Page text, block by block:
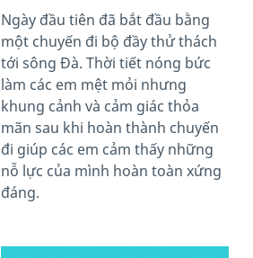
Ngày đầu tiên đã bắt đầu bằng
một chuyến đi bộ đầy thử thách
tới sông Đà. Thời tiết nóng bức
làm các em mệt mỏi nhưng
khung cảnh và cảm giác thỏa
mãn sau khi hoàn thành chuyến
đi giúp các em cảm thấy những
nỗ lực của mình hoàn toàn xứng
đáng.